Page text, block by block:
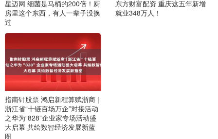
星迈网 细菌是马桶的200倍！厨
房里这个东西，有人一辈子没换
过
东方财富配资 重庆这五年新增
就业348万人！
指南针股票 鸿启新程算赋浙商 |
浙江省“十链百场万企”对接活动
之华为“828”企业家专场活动盛
大启幕 共绘数智经济发展新蓝
图